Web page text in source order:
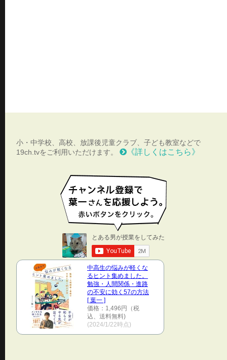
小・中学校、高校、放課後児童クラブ、子ども教室などで
19ch.tvをご利用いただけます。
《詳しくはこちら》
中高生の悩みが軽くな
るヒント集めました。
勉強・人間関係・進路
の不安に効く57の方法
[ 葉一 ]
価格：1,496円（税
込、送料無料)
(2024/1/22時点)